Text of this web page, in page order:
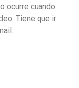
ocurre cuando
Tiene que ir